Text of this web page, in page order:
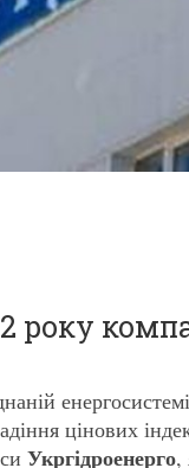
року
цінових
Укргідроенерго,